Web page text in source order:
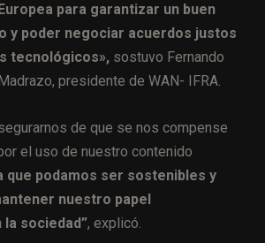
para garantizar un buen
y poder negociar acuerdos justos
tecnológicos», sostuvo Fernando
presidente de WAN- IFRA.
de que se nos compense
el uso de nuestro contenido
que podamos ser sostenibles y
nuestro papel
sociedad”, explicó.